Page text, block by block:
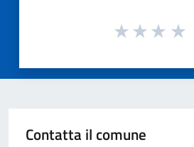
Contatta il comune